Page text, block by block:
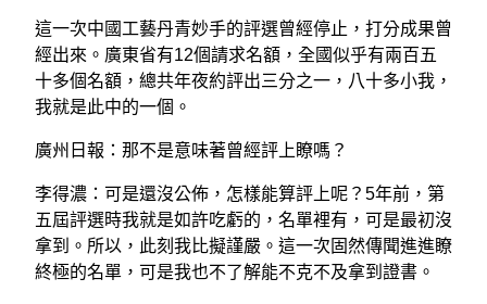
這一次中國工藝丹青妙手的評選曾經停止，打分成果曾
經出來。廣東省有12個請求名額，全國似乎有兩百五
十多個名額，總共年夜約評出三分之一，八十多小我，
我就是此中的一個。
廣州日報：那不是意味著曾經評上瞭嗎？
李得濃：可是還沒公佈，怎樣能算評上呢？5年前，第
五屆評選時我就是如許吃虧的，名單裡有，可是最初沒
拿到。所以，此刻我比擬謹嚴。這一次固然傳聞進進瞭
終極的名單，可是我也不了解能不克不及拿到證書。